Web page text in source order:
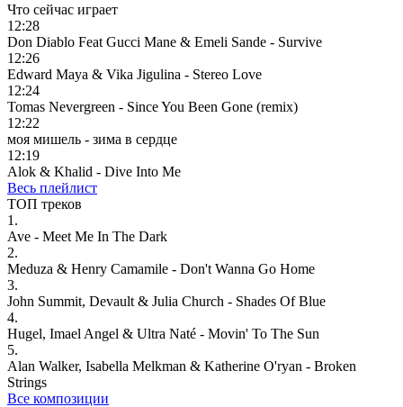
Что сейчас играет
12:28
Don Diablo Feat Gucci Mane & Emeli Sande - Survive
12:26
Edward Maya & Vika Jigulina - Stereo Love
12:24
Tomas Nevergreen - Since You Been Gone (remix)
12:22
моя мишель - зима в сердце
12:19
Alok & Khalid - Dive Into Me
Весь плейлист
ТОП треков
1.
Ave - Meet Me In The Dark
2.
Meduza & Henry Camamile - Don't Wanna Go Home
3.
John Summit, Devault & Julia Church - Shades Of Blue
4.
Hugel, Imael Angel & Ultra Naté - Movin' To The Sun
5.
Alan Walker, Isabella Melkman & Katherine O'ryan - Broken
Strings
Все композиции